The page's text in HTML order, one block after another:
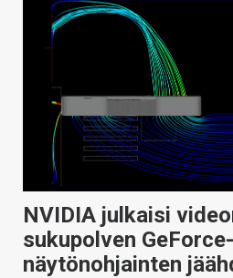
NVIDIA julkaisi
sukupolven GeForce-
näytönohjainten